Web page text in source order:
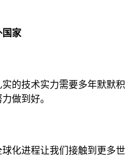
国家
的技术实力需要多年默默积
做到好。
化进程让我们接触到更多世